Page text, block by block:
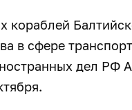
кораблей
в сфере
дел РФ